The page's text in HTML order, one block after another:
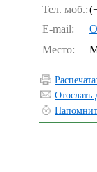
Тел. моб.:
E-mail:
Место:
Отослать